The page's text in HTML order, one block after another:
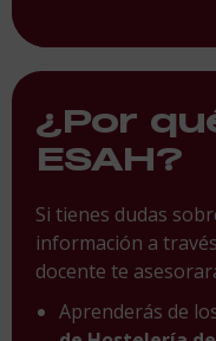
¿Por
ESAH?
Si tienes dudas
información a
docente te
Aprenderás de